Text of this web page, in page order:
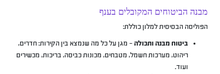
מבנה הביטוחים המקובלים בענף
הפוליסה הבסיסית למלון כוללת:
ביטוח מבנה ותכולה– מגן על כל מה שנמצא בין הקירות: חדרים,
ריהוט, מערכות חשמל, מטבחים, מכונות כביסה, בריכות, מכשירים
ועוד.